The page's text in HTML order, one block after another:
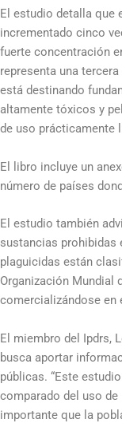
El estudio detalla que
incrementado cinco
fuerte concentración
representa una
está destinando
altamente tóxicos y
de uso prácticamente
El libro incluye un
número de países
El estudio también
sustancias prohibidas
plaguicidas están
Organización Mundial
comercializándose en
El miembro del Ipdrs,
busca aportar
públicas. “Este
comparado del uso
importante que la